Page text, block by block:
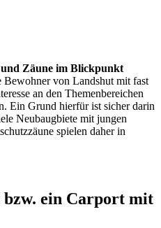
und Zäune im Blickpunkt
Bewohner von Landshut mit fast
an den Themenbereichen
Ein Grund hierfür ist sicher darin
Neubaugbiete mit jungen
spielen daher in
ein Carport mit